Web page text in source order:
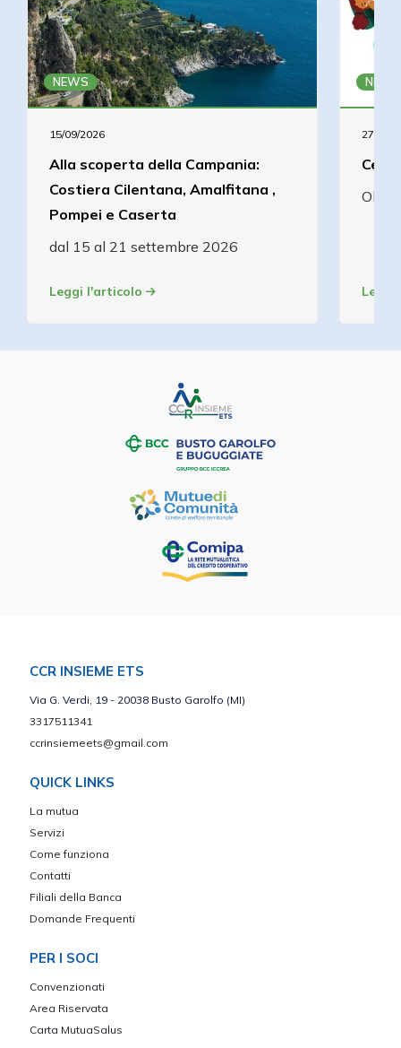
NEWS
15/09/2026
Alla scoperta della Campania:
Costiera Cilentana, Amalfitana ,
Pompei e Caserta
dal 15 al 21 settembre 2026
Leggi l'articolo
NEWS
27/08/
CCR INSIEME ETS
Via G. Verdi, 19 - 20038 Busto Garolfo (MI)
3317511341
ccrinsiemeets@gmail.com
QUICK LINKS
La mutua
Servizi
Come funziona
Contatti
Filiali della Banca
Domande Frequenti
PER I SOCI
Convenzionati
Area Riservata
Carta MutuaSalus